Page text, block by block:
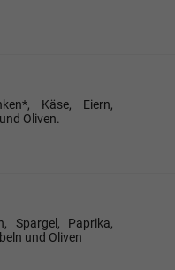
Käse, Eiern,
Oliven.
Spargel, Paprika,
und Oliven